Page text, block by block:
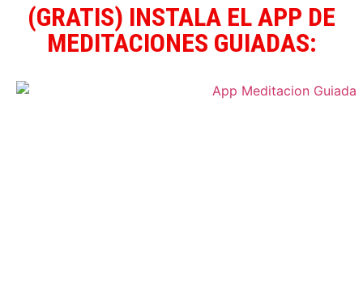
(GRATIS) INSTALA EL APP DE
MEDITACIONES GUIADAS: